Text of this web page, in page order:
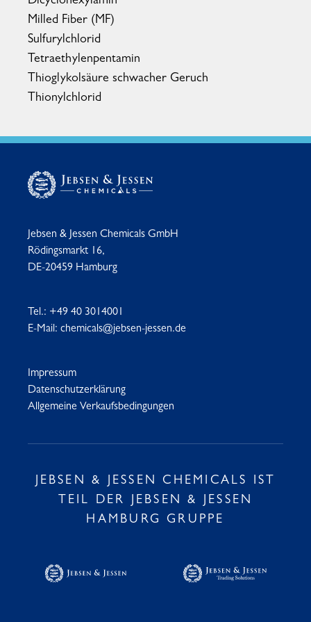
Milled Fiber (MF)
Sulfurylchlorid
Tetraethylenpentamin
Thioglykolsäure schwacher Geruch
Thionylchlorid
Jebsen & Jessen Chemicals GmbH
Rödingsmarkt 16,
DE-20459 Hamburg
Tel.: +49 40 3014001
E-Mail: chemicals@jebsen-jessen.de
Impressum
Datenschutzerklärung
Allgemeine Verkaufsbedingungen
JEBSEN & JESSEN CHEMICALS IST
TEIL DER JEBSEN & JESSEN
HAMBURG GRUPPE